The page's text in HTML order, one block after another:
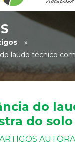
»
laudo técnico
do
do